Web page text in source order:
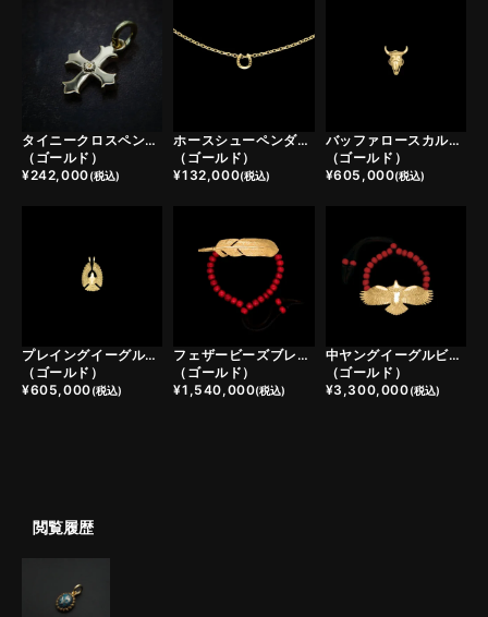
タイニークロスペンダントトップ
（ゴールド）
¥242,000(税込)
ホースシューペンダントトップ
（ゴールド）
¥132,000(税込)
バッファロースカルフェザーヘッド
（ゴールド）
¥605,000(税込)
プレイングイーグルフェザーヘッド
（ゴールド）
¥605,000(税込)
フェザービーズブレスレット
（ゴールド）
¥1,540,000(税込)
中ヤングイーグルビーズブレスレット
（ゴールド）
¥3,300,000(税込)
閲覧履歴